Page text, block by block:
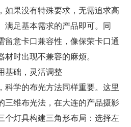
如果没有特殊要求，无需追求高
满足基本需求的产品即可。同
留意卡口兼容性，像保荣卡口通
时出现不兼容的麻烦。​
础，灵活调整​
学的布光方法同样重要。这里
三维布光法，在大连的产品摄影
个灯具构建三角形布局：选择左